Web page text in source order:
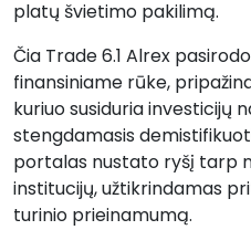
platų švietimo pakilimą.
Čia Trade 6.1 Alrex
finansiniame rūke,
kuriuo susiduria investicijų
stengdamasis
portalas nustato ryšį tarp
institucijų, užtikrindamas
turinio prieinamumą.